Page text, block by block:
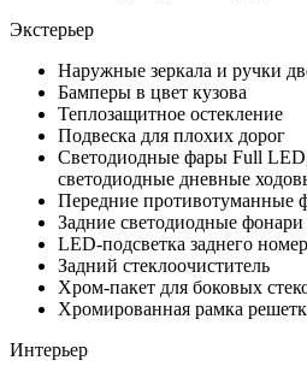
Экстерьер
Наружные зеркала и ручки
Бамперы в цвет кузова
Теплозащитное остекление
Подвеска для плохих дорог
Светодиодные фары Full
светодиодные дневные
Передние противотуманные
Задние светодиодные фонари
LED-подсветка заднего
Задний стеклоочиститель
Хром-пакет для боковых
Хромированная рамка
Интерьер